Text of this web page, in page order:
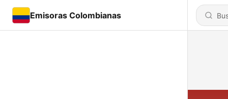
Emisoras Colombianas